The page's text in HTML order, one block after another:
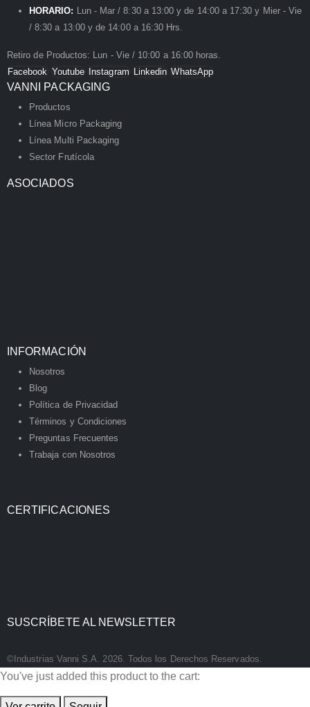
HORARIO: Lun - Mar / 8:30 a 13:00 y de 14:00 a 17:30 y Mier - Vie
/ 8:30 a 13:00 y de 14:00 a 16:30 Hrs.
Retiro de Productos: Lun - Vie / 10:00 a 16:00 horas.
Facebook Youtube Instagram Linkedin WhatsApp
VANNI PACKAGING
Productos
Línea Micro Packaging
Línea Multi Packaging
Sector Frutícola
ASOCIADOS
INFORMACIÓN
Nosotros
Blog
Política de Privacidad
Términos y Condiciones
Preguntas Frecuentes
Trabaja con Nosotros
CERTIFICACIONES
SUSCRÍBETE AL NEWSLETTER
©Industrias Vanni S.A. 2026. Todos los Derechos Reservados.
You've just added this product to the cart: